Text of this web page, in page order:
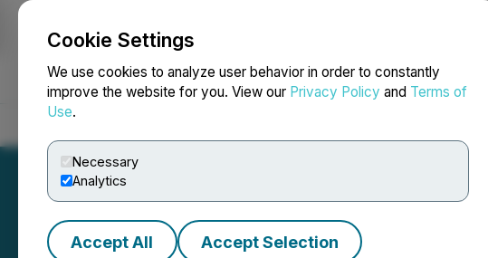
Cookie Settings
We use cookies to analyze user behavior in order to constantly
improve the website for you. View our Privacy Policy and Terms of
Use.
Necessary
Analytics
Accept All Accept Selection
NEWSFILE